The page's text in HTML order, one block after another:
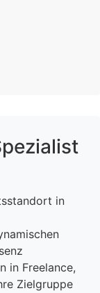
in
in Freelance,
Zielgruppe